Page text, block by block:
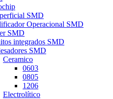
SMD
Operacional SMD
SMD
integrados SMD
SMD
Ceramico
0603
0805
1206
Electrolítico